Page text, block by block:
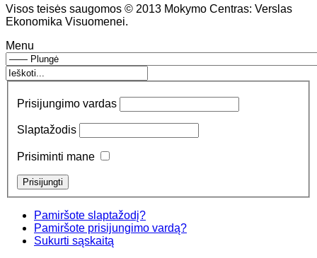
Visos teisės saugomos © 2013 Mokymo Centras: Verslas
Ekonomika Visuomenei.
Menu
Prisijungimo vardas
Slaptažodis
Prisiminti mane
Pamiršote slaptažodį?
Pamiršote prisijungimo vardą?
Sukurti sąskaitą